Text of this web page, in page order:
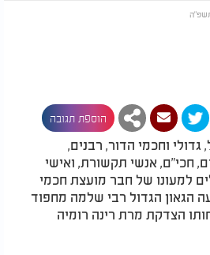
הוספת תגובה
וחכמי הדור, רבנים,
חכי"ם, אנשי תקשורת, ואישי
למעונו של חבר מועצת חכמי
הגאון הגדול רבי שלמה מחפוד
הצדקת מרת רינה רומיה